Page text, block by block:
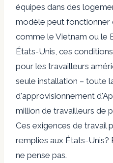
équipes dans des
modèle peut fonctionner
comme le Vietnam ou le
États-Unis, ces
pour les travailleurs
seule installation – toute
d'approvisionnement
million de travailleurs de
Ces exigences de travail
remplies aux États-Unis?
ne pense pas.